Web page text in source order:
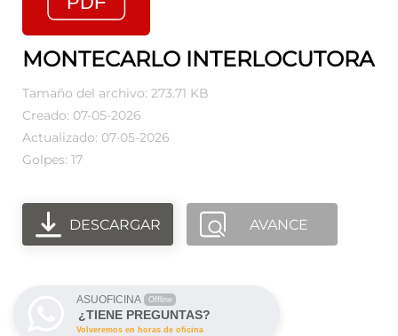
MONTECARLO INTERLOCUTORA
Tamaño del archivo: 273.71 KB
Creado: 07-05-2026
Actualizado: 07-05-2026
Golpes: 17
DESCARGAR AVANCE
ASUOFICINA Offline
¿TIENE PREGUNTAS?
Volveremos en horas de oficina